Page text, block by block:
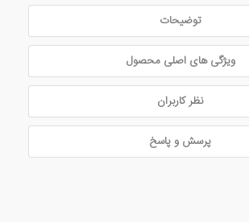
توضیحات
ویژگی های اصلی محصول
نظر کاربران
پرسش و پاسخ